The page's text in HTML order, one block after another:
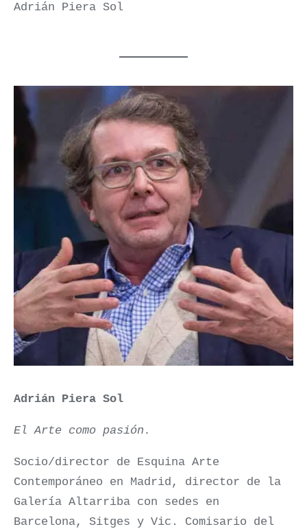
Adrián Piera Sol
Adrián Piera Sol
El Arte como pasión.
Socio/director de Esquina Arte
Contemporáneo en Madrid, director de la
Galería Altarriba con sedes en
Barcelona, Sitges y Vic. Comisario del